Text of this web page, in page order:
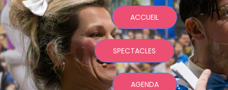
ACCUEIL
SPECTACLES
AGENDA